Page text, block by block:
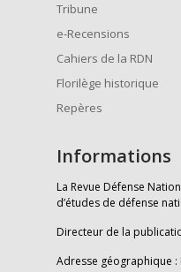
Tribune
e-Recensions
Cahiers de la RDN
Florilège historique
Repères
Informations
La Revue Défense
d’études de défense
Directeur de la
Adresse géographique :